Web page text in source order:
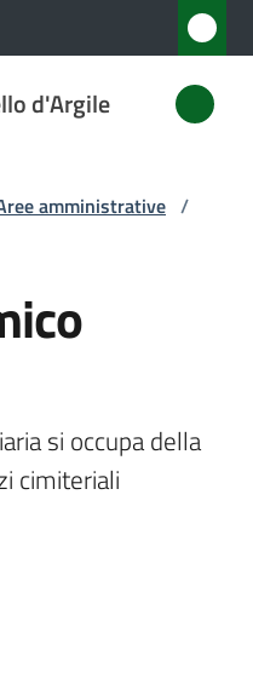
d'Argile
amministrative /
si occupa della
cimiteriali